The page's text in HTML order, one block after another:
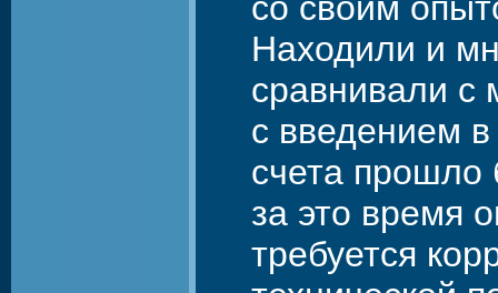
Находили и
сравнивали с
с введением
счета прошло
за это время
требуется